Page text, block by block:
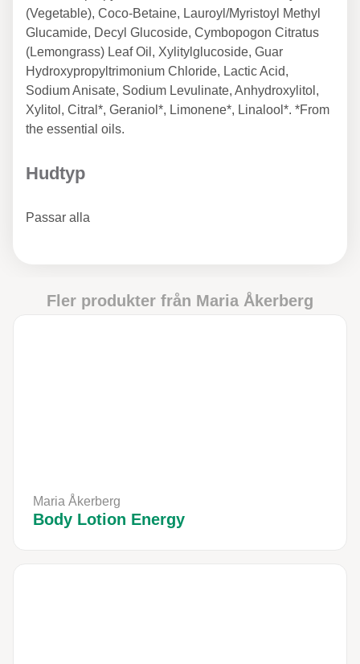
(Vegetable), Coco-Betaine, Lauroyl/Myristoyl Methyl
Glucamide, Decyl Glucoside, Cymbopogon Citratus
(Lemongrass) Leaf Oil, Xylitylglucoside, Guar
Hydroxypropyltrimonium Chloride, Lactic Acid,
Sodium Anisate, Sodium Levulinate, Anhydroxylitol,
Xylitol, Citral*, Geraniol*, Limonene*, Linalool*. *From
the essential oils.
Hudtyp
Passar alla
Fler produkter från Maria Åkerberg
Maria Åkerberg
Body Lotion Energy